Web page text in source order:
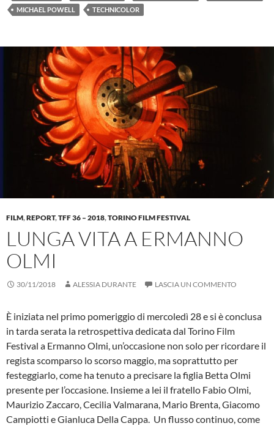
MICHAEL POWELL
TECHNICOLOR
FILM,REPORT,TFF 36 – 2018,TORINO FILM FESTIVAL
LUNGA VITA A ERMANNO
OLMI
30/11/2018 ALESSIA DURANTE LASCIA UN COMMENTO
È iniziata nel primo pomeriggio di mercoledì 28 e si è conclusa
in tarda serata la retrospettiva dedicata dal Torino Film
Festival a Ermanno Olmi, un’occasione non solo per ricordare il
regista scomparso lo scorso maggio, ma soprattutto per
festeggiarlo, come ha tenuto a precisare la figlia Betta Olmi
presente per l’occasione. Insieme a lei il fratello Fabio Olmi,
Maurizio Zaccaro, Cecilia Valmarana, Mario Brenta, Giacomo
Campiotti e Gianluca Della Cappa. Un flusso continuo, come